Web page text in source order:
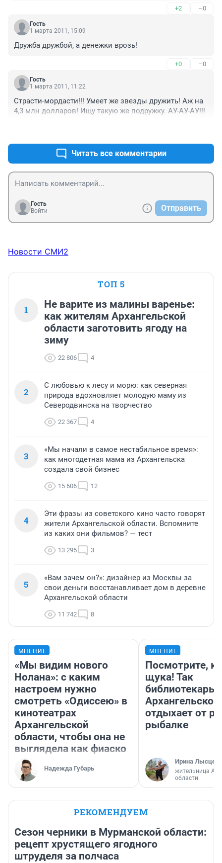
+2 –0
Гость
1 марта 2011, 15:09
Дружба дружбой, а денежки врозь!
+0 –0
Гость
1 марта 2011, 11:22
Страсти-мордасти!!! Умеет же звезды дружить! Аж на
4,3 млн долларов! Ищу такую же подружку. АУ-АУ-АУ!!!
Читать все комментарии
Гость
Войти
Отправить
Новости СМИ2
ТОП 5
1
Не варите из малины варенье:
как жителям Архангельской
области заготовить ягоду на
зиму
22 806 4
2
С любовью к лесу и морю: как северная
природа вдохновляет молодую маму из
Северодвинска на творчество
22 367 4
3
«Мы начали в самое нестабильное время»:
как многодетная мама из Архангельска
создала свой бизнес
15 606 12
4
Эти фразы из советского кино часто говорят
жители Архангельской области. Вспомните
из каких они фильмов? — тест
13 295 3
5
«Вам зачем он?»: дизайнер из Москвы за
свои деньги восстанавливает дом в деревне
Архангельской области
11 742 8
МНЕНИЕ
«Мы видим нового
Нолана»: с каким
настроем нужно
смотреть «Одиссею» в
кинотеатрах
Архангельской
области, чтобы она не
выглядела как фиаско
Надежда Губарь
МНЕНИЕ
Посмотрите,
щука! Так
библиотекарь
отдыхает от
рыбалке
Ирина Лысцева
жительница
области
РЕКОМЕНДУЕМ
Сезон черники в Мурманской области:
рецепт хрустящего ягодного
штруделя за полчаса